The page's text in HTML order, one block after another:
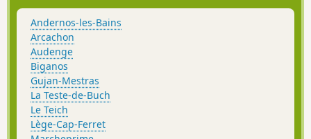
Andernos-les-Bains
Arcachon
Audenge
Biganos
Gujan-Mestras
La Teste-de-Buch
Le Teich
Lège-Cap-Ferret